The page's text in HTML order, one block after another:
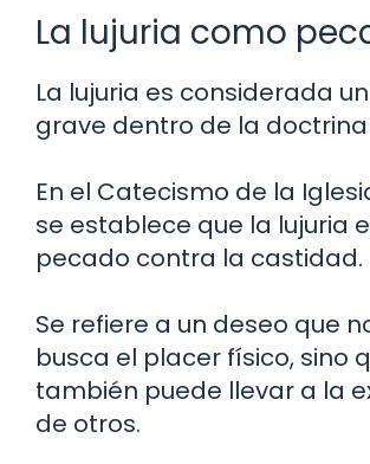
La lujuria como
La lujuria es considerada
grave dentro de la
En el Catecismo de la
se establece que la lujuria
pecado contra la castidad.
Se refiere a un deseo que
busca el placer físico, sino
también puede llevar a la
de otros.